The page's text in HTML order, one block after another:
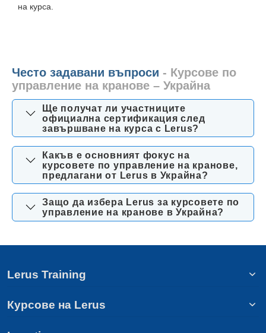
на курса.
Често задавани въпроси - Курсове по
управление на кранове – Украйна
Ще получат ли участниците
официална сертификация след
завършване на курса с Lerus?
Какъв е основният фокус на
курсовете по управление на кранове,
предлагани от Lerus в Украйна?
Защо да избера Lerus за курсовете по
управление на кранове в Украйна?
Lerus Training
Курсове на Lerus